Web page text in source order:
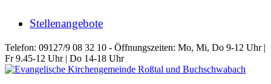
Stellenangebote
Telefon: 09127/9 08 32 10 - Öffnungszeiten: Mo, Mi, Do 9-12 Uhr |
Fr 9.45-12 Uhr | Do 14-18 Uhr